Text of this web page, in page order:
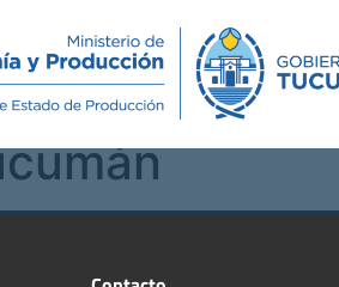
Novedades Contacto